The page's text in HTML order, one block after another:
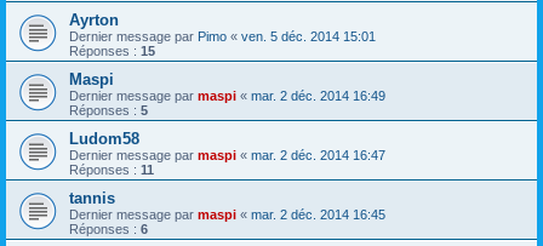
Ayrton
Dernier message par Pimo « ven. 5 déc. 2014 15:01
Réponses : 15
Maspi
Dernier message par maspi « mar. 2 déc. 2014 16:49
Réponses : 5
Ludom58
Dernier message par maspi « mar. 2 déc. 2014 16:47
Réponses : 11
tannis
Dernier message par maspi « mar. 2 déc. 2014 16:45
Réponses : 6